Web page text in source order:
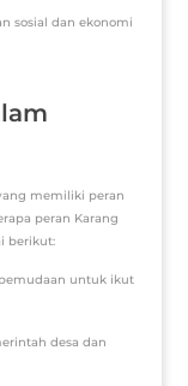
sosial dan ekonomi
memiliki peran
peran Karang
berikut:
untuk ikut
desa dan